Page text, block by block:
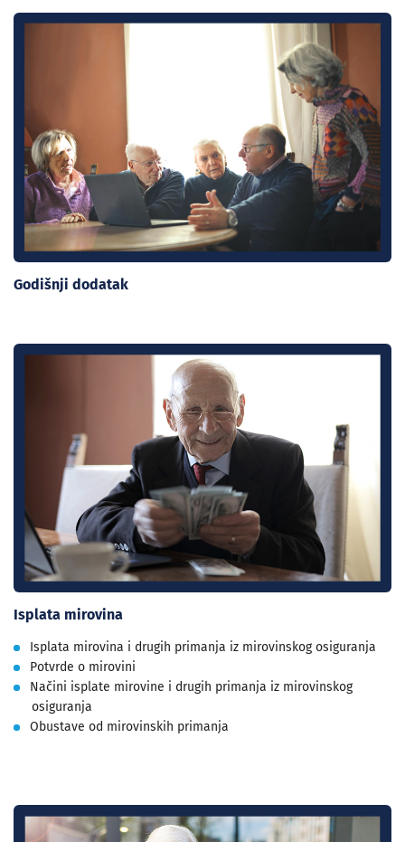
Godišnji dodatak
Isplata mirovina
Isplata mirovina i drugih primanja iz mirovinskog osiguranja
Potvrde o mirovini
Načini isplate mirovine i drugih primanja iz mirovinskog
osiguranja
Obustave od mirovinskih primanja